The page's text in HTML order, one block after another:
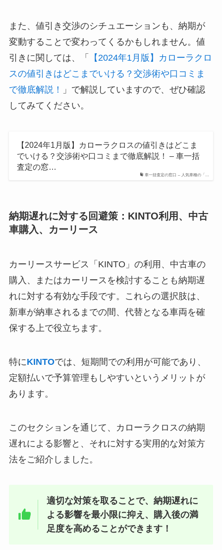
また、値引き交渉のシチュエーションも、納期が
変動することで変わってくるかもしれません。値
引きに関しては、「
【2024年1月版】カローラクロ
スの値引きはどこまでいける？交渉術や口コミま
で徹底解説！
」で解説していますので、ぜひ確認
してみてください。
車一括査定の窓口 – 人気車種の「…
【2024年1月版】カローラクロスの値引きはどこま
でいける？交渉術や口コミまで徹底解説！ – 車一括
査定の窓…
納期遅れに対する回避策：KINTO利用、中古
車購入、カーリース
カーリースサービス「KINTO」の利用、中古車の
購入、またはカーリースを検討することも納期遅
れに対する有効な手段です。これらの選択肢は、
新車が納車されるまでの間、代替となる車両を確
保する上で役立ちます。
特にKINTOでは、短期間での利用が可能であり、
定額払いで予算管理もしやすいというメリットが
あります。
このセクションを通じて、カローラクロスの納期
遅れによる影響と、それに対する実用的な対策方
法をご紹介しました。
適切な対策を取ることで、納期遅れに
よる影響を最小限に抑え、購入後の満
足度を高めることができます！